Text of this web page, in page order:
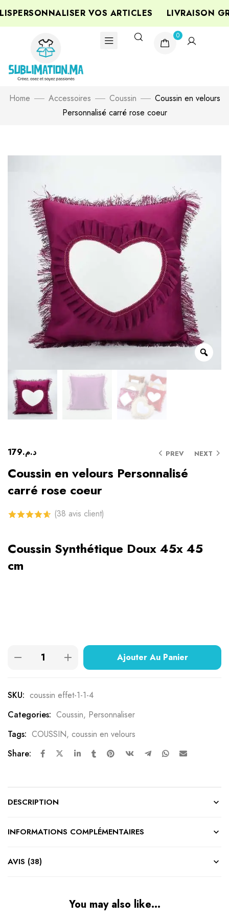
VOS ARTICLES LIVRAISON
0
Home Accessoires Coussin
Coussin en velours
Personnalisé carré rose coeur
PREV NEXT د.م.179
Coussin en velours Personnalisé
carré rose coeur
basé sur
notations
(38 avis client)
Coussin Synthétique Doux 45x 45
cm
Ajouter Au Panier
SKU: coussin effet-1-1-4
Categories: Coussin, Personnaliser
Tags: COUSSIN, coussin en velours
Share:
DESCRIPTION
INFORMATIONS COMPLÉMENTAIRES
AVIS (38)
You may also like…